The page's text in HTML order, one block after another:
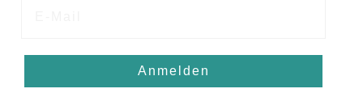
Anmelden